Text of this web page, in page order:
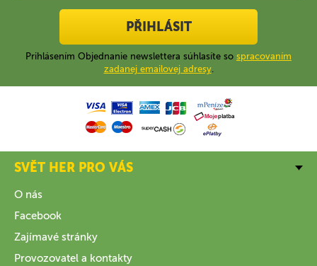
PŘIHLÁSIT
Prihlásením Objednanie newslettera súhlasíte so spracovaním
zadanej emailovej adresy.
SVĚT HER PRO VÁS
O nás
Facebook
Zajímavé stránky
Provozovatel a kontakty